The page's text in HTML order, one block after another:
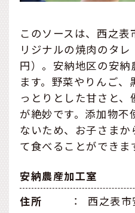
このソースは、西之
リジナルの焼肉のタ
円）。安納地区の安
ます。野菜やりんご
っとりとした甘さと
が絶妙です。添加物不
ないため、お子さま
て食べることができま
安納農産加工室
住所
：
西之表